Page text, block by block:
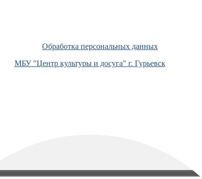
Обработка персональных данных
МБУ "Центр культуры и досуга" г. Гурьевск